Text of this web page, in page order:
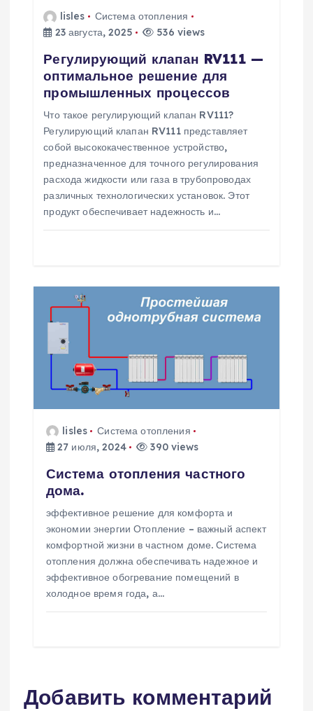
с
lisles
Система отопления
23 августа, 2025
536 views
Регулирующий клапан RV111 —
оптимальное решение для
промышленных процессов
Что такое регулирующий клапан RV111?
Регулирующий клапан RV111 представляет
собой высококачественное устройство,
предназначенное для точного регулирования
расхода жидкости или газа в трубопроводах
различных технологических установок. Этот
продукт обеспечивает надежность и…
lisles
Система отопления
27 июля, 2024
390 views
Система отопления частного
дома.
эффективное решение для комфорта и
экономии энергии Отопление – важный аспект
комфортной жизни в частном доме. Система
отопления должна обеспечивать надежное и
эффективное обогревание помещений в
холодное время года, а…
Добавить комментарий